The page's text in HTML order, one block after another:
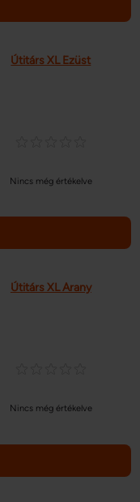
Útitárs XL Ezüst
Nincs még értékelve
Útitárs XL Arany
Nincs még értékelve